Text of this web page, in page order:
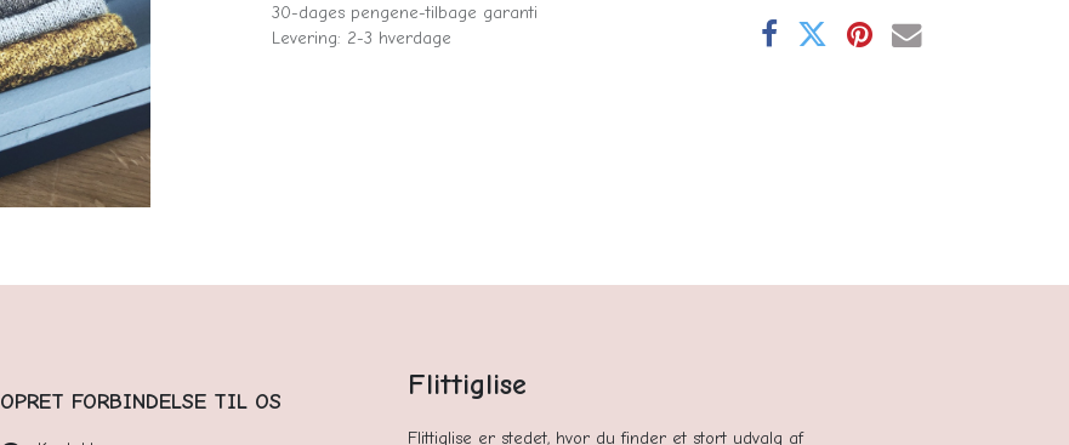
30-dages pengene-tilbage garanti
Levering: 2-3 hverdage
OPRET FORBINDELSE TIL OS
Flittiglise
Flittiglise er stedet, hvor du finder et stort udvalg af